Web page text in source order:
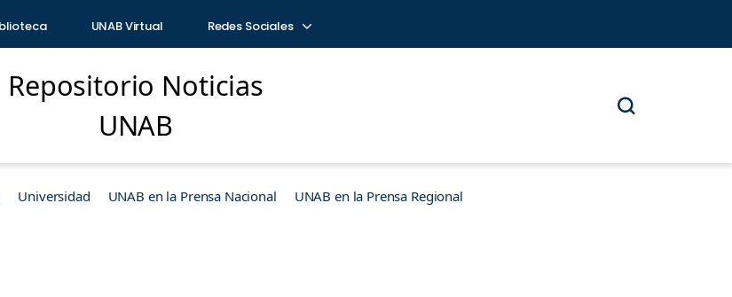
UNAB Virtual Redes Sociales
Repositorio Noticias
UNAB
Universidad UNAB en la Prensa Nacional UNAB en la Prensa Regional